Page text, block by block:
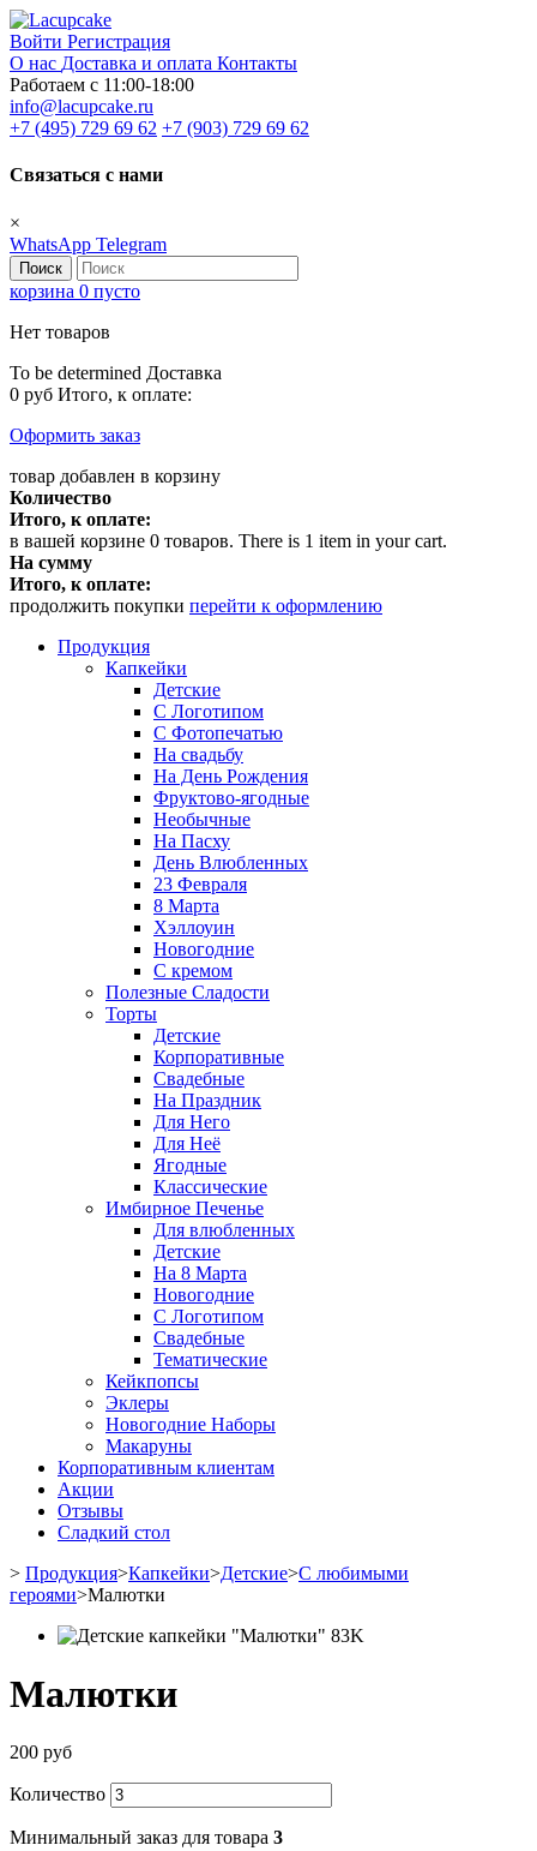
Войти Регистрация
О нас Доставка и оплата Контакты
Работаем с 11:00-18:00
info@lacupcake.ru
+7 (495) 729 69 62 +7 (903) 729 69 62
Связаться с нами
×
WhatsApp Telegram
Поиск
корзина 0 пусто
Нет товаров
To be determined Доставка
0 руб Итого, к оплате:
Оформить заказ
товар добавлен в корзину
Количество
Итого, к оплате:
в вашей корзине 0 товаров. There is 1 item in your cart.
На сумму
Итого, к оплате:
продолжить покупки перейти к оформлению
Продукция
Капкейки
Детские
С Логотипом
С Фотопечатью
На свадьбу
На День Рождения
Фруктово-ягодные
Необычные
На Пасху
День Влюбленных
23 Февраля
8 Марта
Хэллоуин
Новогодние
С кремом
Полезные Сладости
Торты
Детские
Корпоративные
Свадебные
На Праздник
Для Него
Для Неё
Ягодные
Классические
Имбирное Печенье
Для влюбленных
Детские
На 8 Марта
Новогодние
С Логотипом
Свадебные
Тематические
Кейкпопсы
Эклеры
Новогодние Наборы
Макаруны
Корпоративным клиентам
Акции
Отзывы
Сладкий стол
> Продукция>Капкейки>Детские>С любимыми
героями>Малютки
Малютки
200 руб
Количество
Минимальный заказ для товара 3